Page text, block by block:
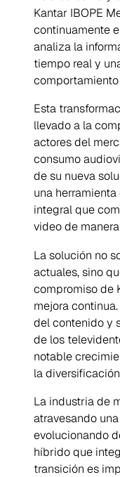
Kantar IBOPE
continuamente
analiza la
tiempo real y
Esta
llevado a la
actores del
consumo
de su nueva
una
integral que
video de
La solución no
actuales, sino
compromiso de
mejora
del contenido y
de los
notable
la
La industria de
atravesando
evolucionando
híbrido que
transición es